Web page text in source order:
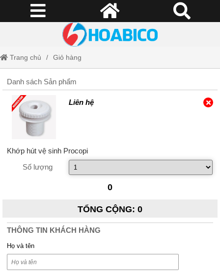
Trang chủ Giỏ hàng
Danh sách Sản phẩm
Liên hệ
Khớp hút vệ sinh Procopi
Số lượng
0
TỔNG CỘNG: 0
THÔNG TIN KHÁCH HÀNG
Họ và tên